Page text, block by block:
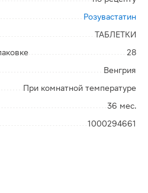
Розувастатин
ТАБЛЕТКИ
28
Венгрия
При комнатной температуре
36 мес.
1000294661